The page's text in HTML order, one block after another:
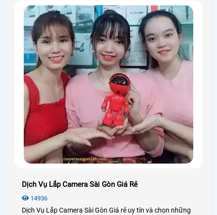
Dịch Vụ Lắp Camera Sài Gòn Giá Rẻ
14936
Dịch Vụ Lắp Camera Sài Gòn Giá rẻ uy tín và chọn những